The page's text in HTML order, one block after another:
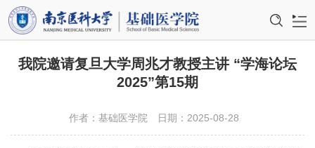
首页
我院邀请复旦大学周兆才教授主讲 “学海论坛
2025”第15期
作者：基础医学院 日期：2025-08-28